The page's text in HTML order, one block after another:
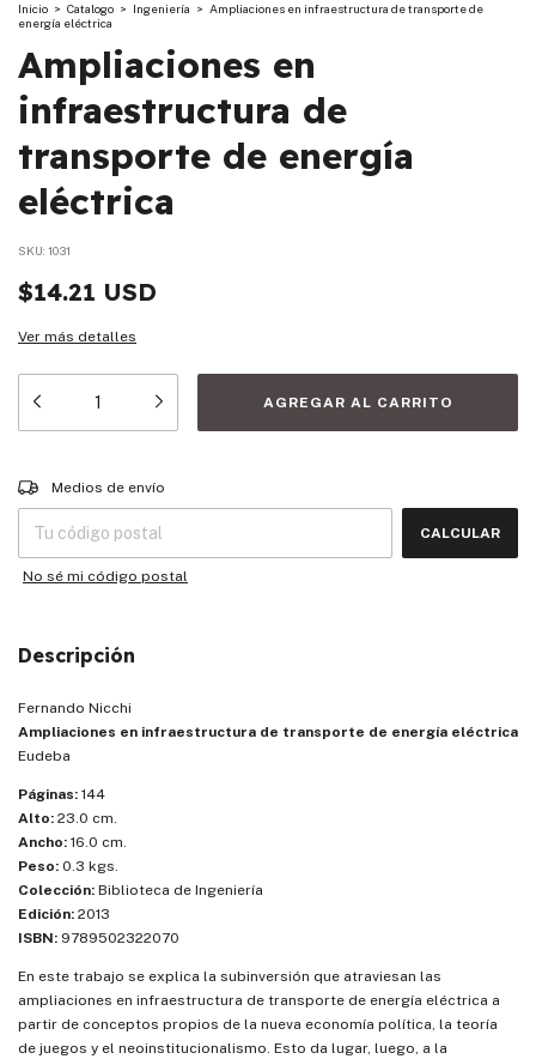
Inicio > Catalogo > Ingeniería > Ampliaciones en infraestructura de transporte de
energía eléctrica
Ampliaciones en
infraestructura de
transporte de energía
eléctrica
SKU: 1031
$14.21 USD
Ver más detalles
Entregas para el CP:
Medios de envío
CALCULAR
No sé mi código postal
Descripción
Fernando Nicchi
Ampliaciones en infraestructura de transporte de energía eléctrica
Eudeba
Páginas: 144
Alto: 23.0 cm.
Ancho: 16.0 cm.
Peso: 0.3 kgs.
Colección: Biblioteca de Ingeniería
Edición: 2013
ISBN: 9789502322070
En este trabajo se explica la subinversión que atraviesan las
ampliaciones en infraestructura de transporte de energía eléctrica a
partir de conceptos propios de la nueva economía política, la teoría
de juegos y el neoinstitucionalismo. Esto da lugar, luego, a la